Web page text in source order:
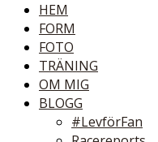
HEM
FORM
FOTO
TRÄNING
OM MIG
BLOGG
#LevförFan